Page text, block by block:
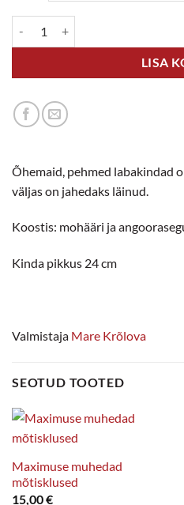
LISA
Õhemaid, pehmed labakindad
väljas on jahedaks läinud.
Koostis: mohääri ja
Kinda pikkus 24 cm
Valmistaja Mare Krõlova
SEOTUD TOOTED
Maximuse muhedad
mõtisklused
15,00€